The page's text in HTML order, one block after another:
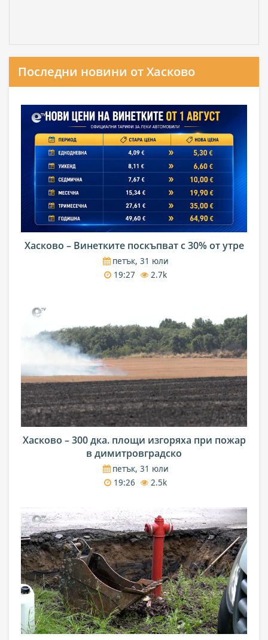
Последни новини от Хасково
Хасково – Винетките поскъпват с 30% от утре
петък, 31 юли
19:27
2.7k
Хасково – 300 дка. площи изгоряха при пожар
в димитровградско
петък, 31 юли
19:26
2.5k